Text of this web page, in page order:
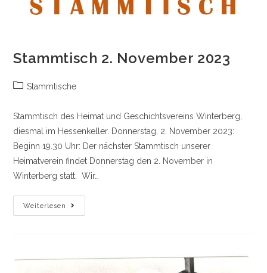
Stammtisch 2. November 2023
Beitrags-
Stammtische
Stammtisch des Heimat und Geschichtsvereins Winterberg,
diesmal im Hessenkeller. Donnerstag, 2. November 2023:
Beginn 19.30 Uhr: Der nächster Stammtisch unserer
Heimatverein findet Donnerstag den 2. November in
Winterberg statt. Wir…
Weiterlesen
Stammtisch
2.